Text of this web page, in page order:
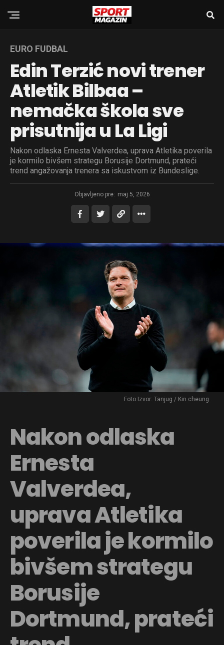
EURO FUDBAL
Edin Terzić novi trener
Atletik Bilbaa –
nemačka škola sve
prisutnija u La Ligi
Nakon odlaska Ernesta Valverdea, uprava Atletika poverila
je kormilo bivšem strategu Borusije Dortmund, prateći
trend angažovanja trenera sa iskustvom iz Bundeslige.
Objavljeno pre: maj 5, 2026
Foto Izvor: Tanjug / Kin cheung
Nakon odlaska
Ernesta
Valverdea,
uprava Atletika
poverila je kormilo
bivšem strategu
Borusije
Dortmund, prateći